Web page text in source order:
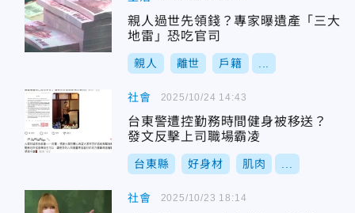
親人過世先領錢？專家曝遺產「三大
地雷」恐吃官司
親人 離世 戶籍
社會
台東警遭控勤務時間健身被移送？
發文反擊上司職場霸凌
台東縣 好身材 肌肉
2025/10/24 14:43
社會 2025/10/23 18:14